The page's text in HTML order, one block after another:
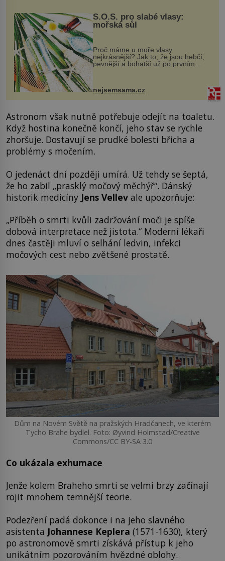
S.O.S. pro slabé vlasy:
mořská sůl
Proč máme u moře vlasy
nejkrásnější? Jak to, že jsou hebčí,
pevnější a bohatší už po prvním
vlasy. ...
nejsemsama.cz
Astronom však nutně potřebuje odejít na toaletu.
Když hostina konečně končí, jeho stav se rychle
zhoršuje. Dostavují se prudké bolesti břicha a
problémy s močením.
O jedenáct dní později umírá. Už tehdy se šeptá,
že ho zabil „prasklý močový měchýř“. Dánský
historik medicíny Jens Vellev ale upozorňuje:
„Příběh o smrti kvůli zadržování moči je spíše
dobová interpretace než jistota.“ Moderní lékaři
dnes častěji mluví o selhání ledvin, infekci
močových cest nebo zvětšené prostatě.
Dům na Novém Světě na pražských Hradčanech, ve kterém
Tycho Brahe bydlel. Foto: Øyvind Holmstad/Creative
Commons/CC BY-SA 3.0
Co ukázala exhumace
Jenže kolem Braheho smrti se velmi brzy začínají
rojit mnohem temnější teorie.
Podezření padá dokonce i na jeho slavného
asistenta Johannese Keplera (1571-1630), který
po astronomově smrti získává přístup k jeho
unikátním pozorováním hvězdné oblohy.